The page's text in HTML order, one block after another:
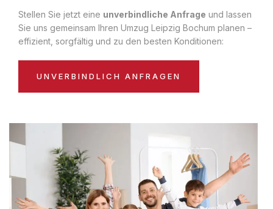
Stellen Sie jetzt eine unverbindliche Anfrage und lassen
Sie uns gemeinsam Ihren Umzug Leipzig Bochum planen –
effizient, sorgfältig und zu den besten Konditionen:
UNVERBINDLICH ANFRAGEN